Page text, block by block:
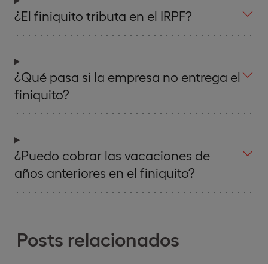
Posts relacionados
¿El finiquito tributa en el IRPF?
¿Qué pasa si la empresa no entrega el
finiquito?
¿Puedo cobrar las vacaciones de
años anteriores en el finiquito?